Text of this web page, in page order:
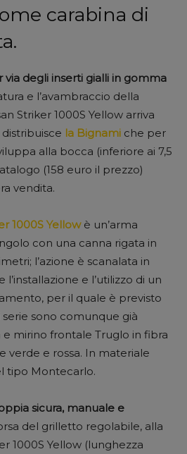
carabina di
via degli inserti gialli in gomma
e l’avambraccio della
Striker 1000S Yellow arriva
la Bignami che per
alla bocca (inferiore ai 7,5
(158 euro il prezzo)
vendita.
1000S Yellowè un’arma
con una canna rigata in
l’azione è scanalata in
e l’utilizzo di un
per il quale è previsto
sono comunque già
mirino frontale Truglo in fibra
verde e rossa. In materiale
tipo Montecarlo.
sicura, manuale e
del grilletto regolabile, alla
1000S Yellow (lunghezza